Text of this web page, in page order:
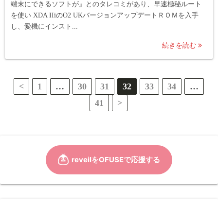
端末にできるソフトが』とのタレコミがあり、早速極秘ルート
を使い XDA IIiのO2 UKバージョンアップデートＲＯＭを入手
し、愛機にインスト...
続きを読む
ジ
< 1 … 30 31 32 33 34
…
41
>